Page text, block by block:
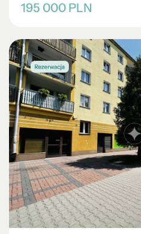
195 000 PLN